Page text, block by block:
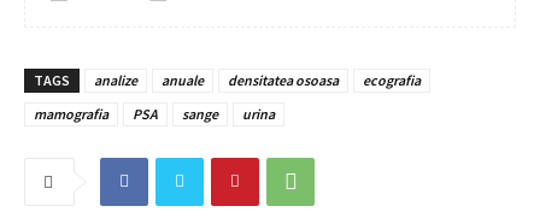
TAGS analize anuale densitatea osoasa
ecografia
mamografia
PSA sange urina